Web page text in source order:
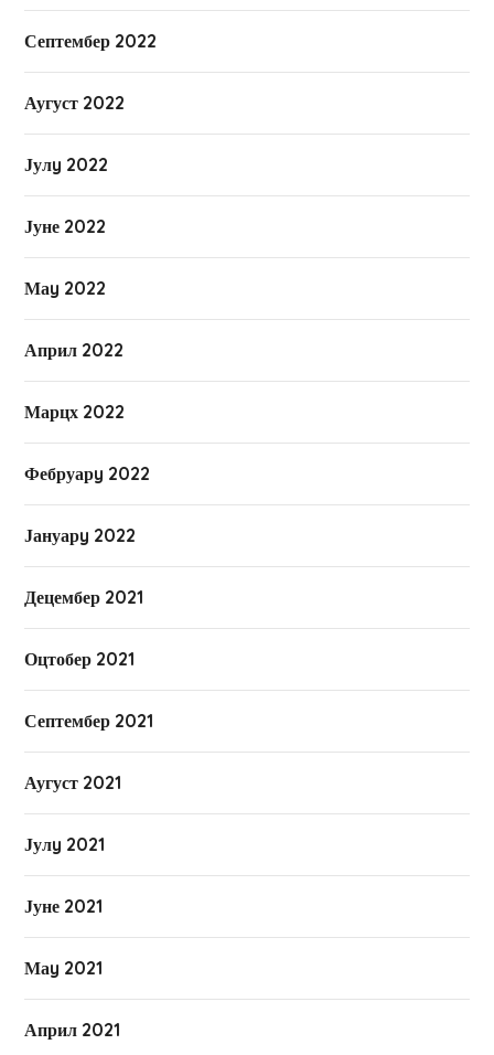
Септембер 2022
Аугуст 2022
Јулy 2022
Јуне 2022
Маy 2022
Април 2022
Марцх 2022
Фебруарy 2022
Јануарy 2022
Децембер 2021
Оцтобер 2021
Септембер 2021
Аугуст 2021
Јулy 2021
Јуне 2021
Маy 2021
Април 2021